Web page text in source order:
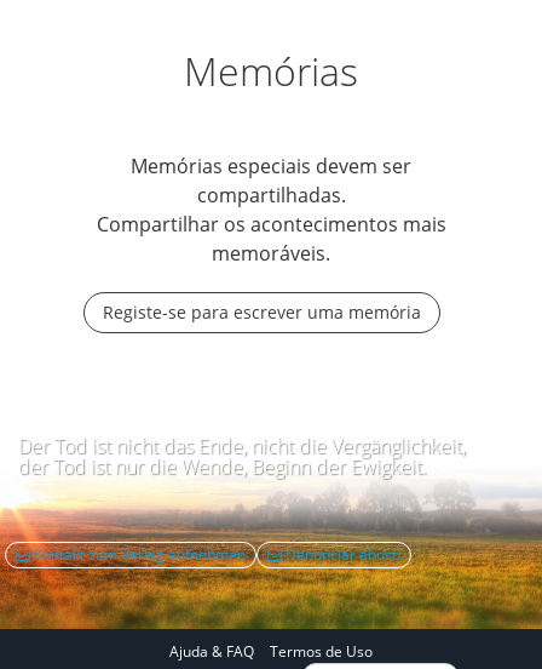
Memórias
Memórias especiais devem ser
compartilhadas.
Compartilhar os acontecimentos mais
memoráveis.
Registe-se para escrever uma memória
Der Tod ist nicht das Ende, nicht die Vergänglichkeit,
der Tod ist nur die Wende, Beginn der Ewigkeit.
Kontakt zum Verlag aufnehmen Denunciar abuso
Ajuda & FAQ
Termos de Uso